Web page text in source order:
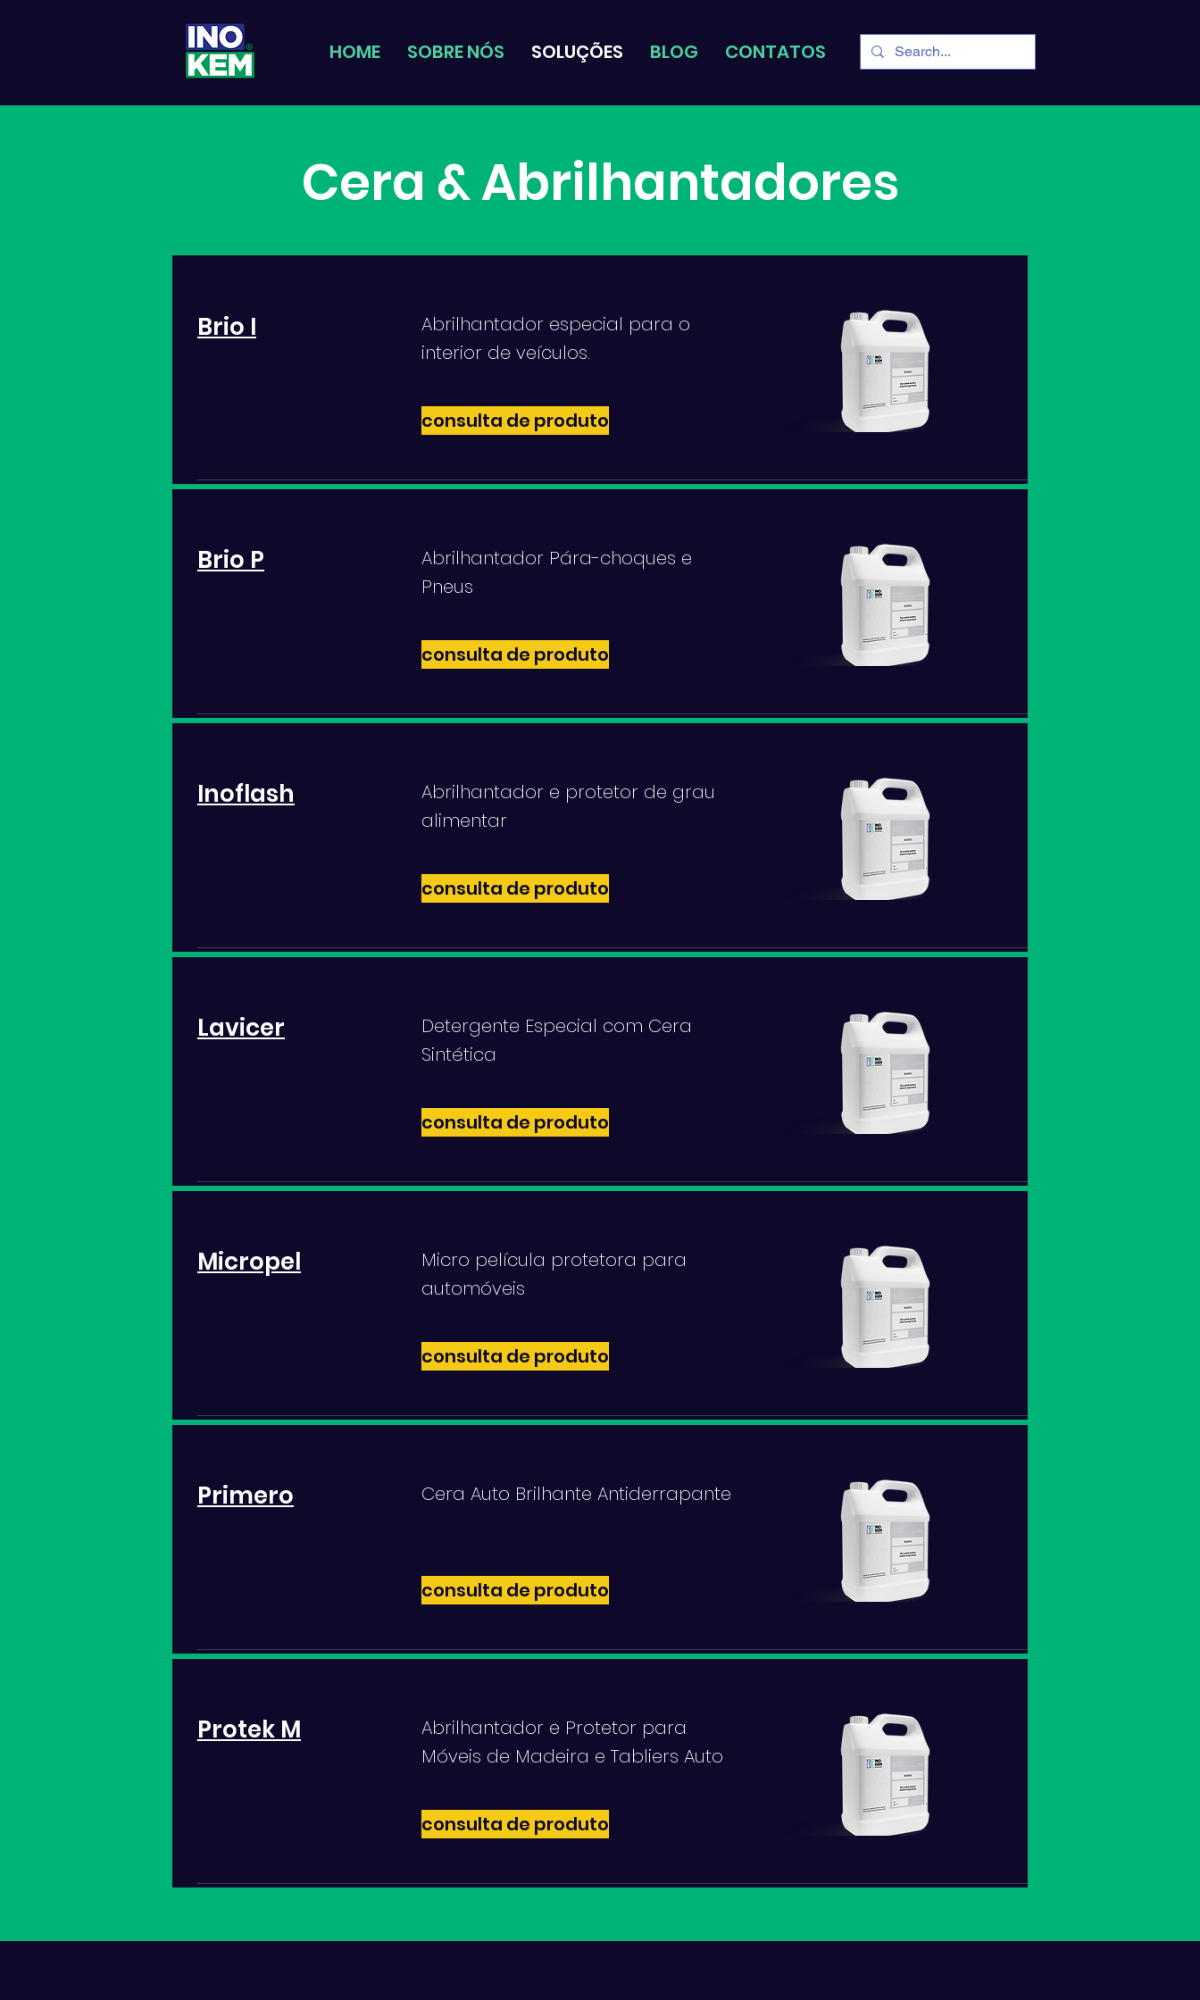
HOME SOBRE NÓS SOLUÇÕES BLOG CONTATOS
Cera & Abrilhantadores
Brio I
Abrilhantador especial para o
interior de veículos.
consulta de produto
Brio P
Abrilhantador Pára-choques e
Pneus
consulta de produto
Inoflash
Abrilhantador e protetor de grau
alimentar
consulta de produto
Lavicer
Detergente Especial com Cera
Sintética
consulta de produto
Micropel
Micro película protetora para
automóveis
consulta de produto
Primero Cera Auto Brilhante Antiderrapante
consulta de produto
Protek M
Abrilhantador e Protetor para
Móveis de Madeira e Tabliers Auto
consulta de produto